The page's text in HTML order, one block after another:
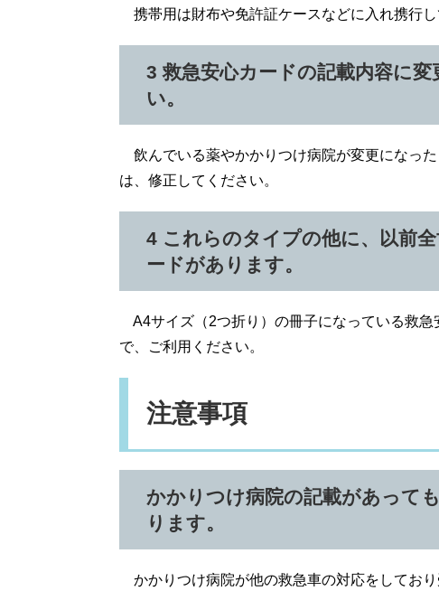
携帯用は財布や免許証ケースなどに入れ携行し
3 救急安心カードの記載内容に
い。
飲んでいる薬やかかりつけ病院が変更になっ
は、修正してください。
4 これらのタイプの他に、以前
ードがあります。
A4サイズ（2つ折り）の冊子になっている救
で、ご利用ください。
注意事項
かかりつけ病院の記載があって
ります。
かかりつけ病院が他の救急車の対応をしてお